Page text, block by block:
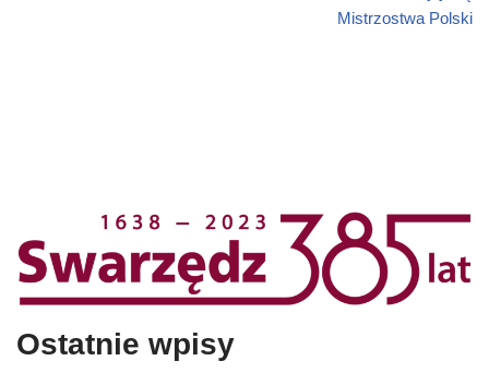
Mistrzostwa Polski
Ostatnie wpisy